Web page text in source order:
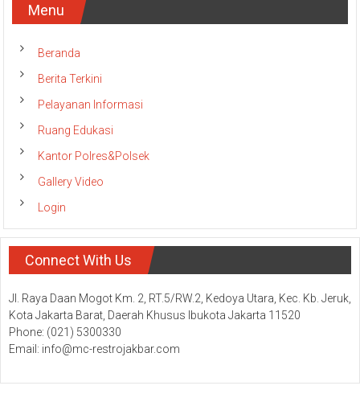
Menu
Beranda
Berita Terkini
Pelayanan Informasi
Ruang Edukasi
Kantor Polres&Polsek
Gallery Video
Login
Connect With Us
Jl. Raya Daan Mogot Km. 2, RT.5/RW.2, Kedoya Utara, Kec. Kb. Jeruk,
Kota Jakarta Barat, Daerah Khusus Ibukota Jakarta 11520
Phone: (021) 5300330
Email: info@mc-restrojakbar.com